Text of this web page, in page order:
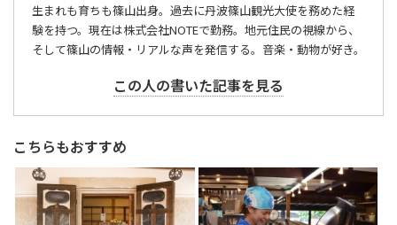
生まれも育ちも篠山出身。過去に丹波篠山観光大使を務めた経
験を持つ。現在は株式会社NOTEで勤務。地元住民の視線から、
そして篠山の情報・リアルな声を発信する。音楽・動物が好き。
この人の書いた記事を見る
こちらもおすすめ